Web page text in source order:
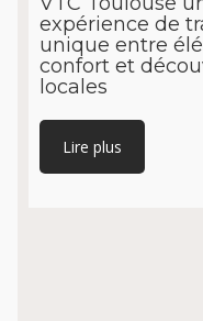
expérience de
unique entre
confort et
locales
Lire plus